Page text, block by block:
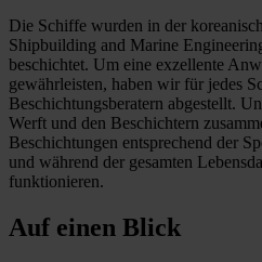
Die Schiffe wurden in der
Shipbuilding and Marine
beschichtet. Um eine exzellente
gewährleisten, haben wir für jedes
Beschichtungsberatern abgestellt.
Werft und den Beschichtern
Beschichtungen entsprechend der
und während der gesamten
funktionieren.
Auf einen Blick